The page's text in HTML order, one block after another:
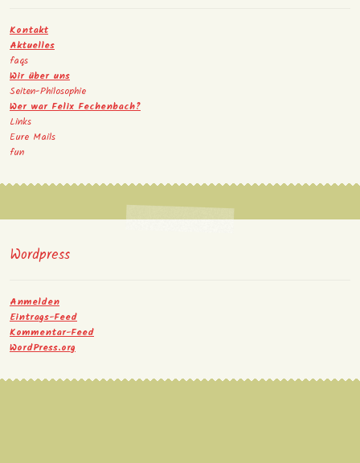
Kontakt
Aktuelles
faqs
Wir über uns
Seiten-Philosophie
Wer war Felix Fechenbach?
Links
Eure Mails
fun
Wordpress
Anmelden
Eintrags-Feed
Kommentar-Feed
WordPress.org